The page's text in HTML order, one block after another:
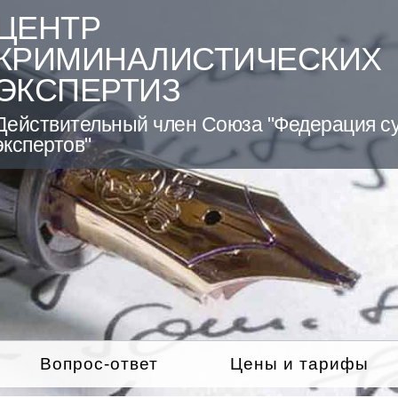
член Союза "Федерация
Вопрос-ответ Цены и тарифы